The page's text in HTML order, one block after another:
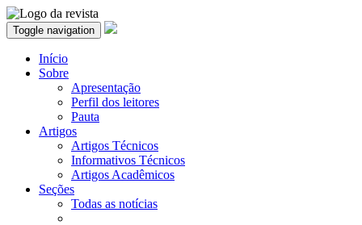
Toggle navigation
Início
Sobre
Apresentação
Perfil dos leitores
Pauta
Artigos
Artigos Técnicos
Informativos Técnicos
Artigos Acadêmicos
Seções
Todas as notícias